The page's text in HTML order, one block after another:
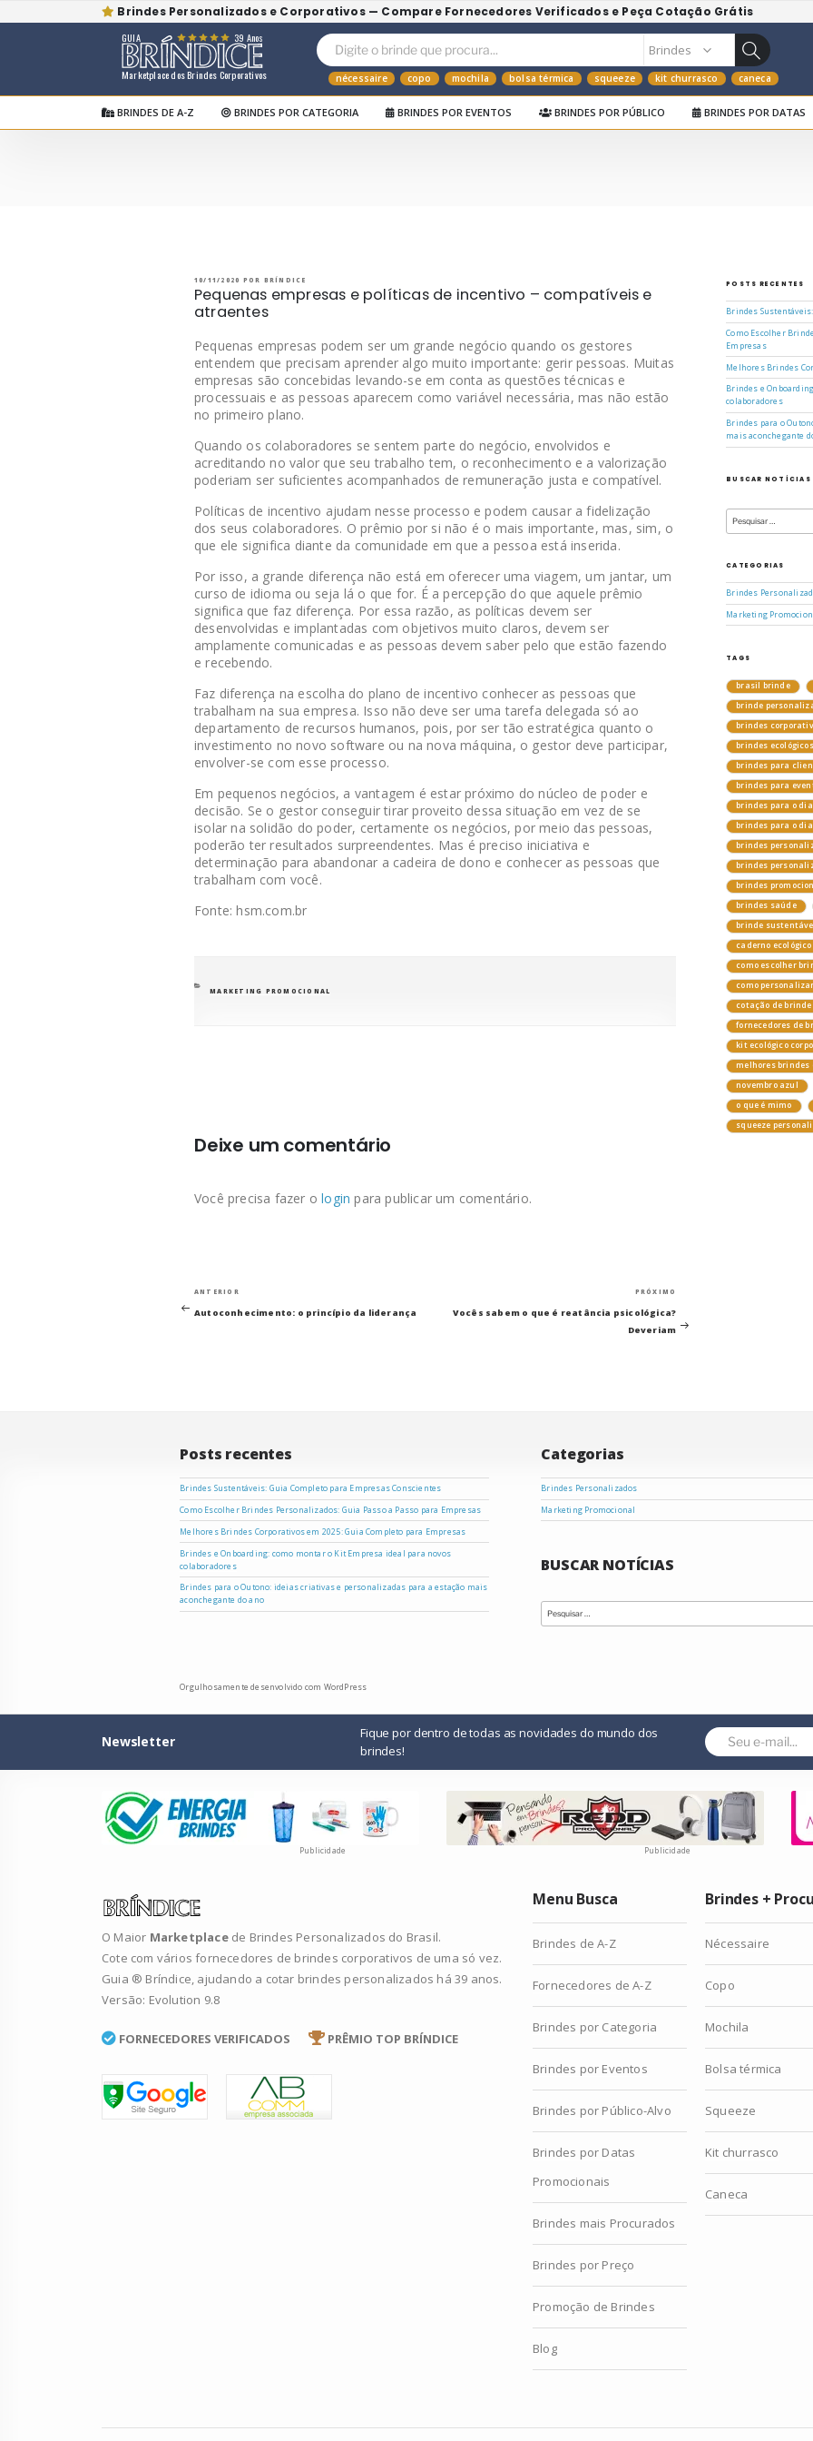
Brindes Personalizados e Corporativos — Compare Fornecedores Verificados e Peça Cotação Grátis
Marketplace dos Brindes Corporativos
GUIA 39 Anos
nécessaire copo mochila bolsa térmica squeeze kit churrasco caneca
BRINDES DE A-Z BRINDES POR CATEGORIA BRINDES POR EVENTOS BRINDES POR PÚBLICO BRINDES POR DATAS
PUBLICADO
10/11/2020 POR BRÍNDICE
Pequenas empresas e políticas de incentivo – compatíveis e
atraentes
Pequenas empresas podem ser um grande negócio quando os gestores
entendem que precisam aprender algo muito importante: gerir pessoas. Muitas
empresas são concebidas levando-se em conta as questões técnicas e
processuais e as pessoas aparecem como variável necessária, mas não estão
no primeiro plano.
Quando os colaboradores se sentem parte do negócio, envolvidos e
acreditando no valor que seu trabalho tem, o reconhecimento e a valorização
poderiam ser suficientes acompanhados de remuneração justa e compatível.
Políticas de incentivo ajudam nesse processo e podem causar a fidelização
dos seus colaboradores. O prêmio por si não é o mais importante, mas, sim, o
que ele significa diante da comunidade em que a pessoa está inserida.
Por isso, a grande diferença não está em oferecer uma viagem, um jantar, um
curso de idioma ou seja lá o que for. É a percepção do que aquele prêmio
significa que faz diferença. Por essa razão, as políticas devem ser
desenvolvidas e implantadas com objetivos muito claros, devem ser
amplamente comunicadas e as pessoas devem saber pelo que estão fazendo
e recebendo.
Faz diferença na escolha do plano de incentivo conhecer as pessoas que
trabalham na sua empresa. Isso não deve ser uma tarefa delegada só ao
departamento de recursos humanos, pois, por ser tão estratégica quanto o
investimento no novo software ou na nova máquina, o gestor deve participar,
envolver-se com esse processo.
Em pequenos negócios, a vantagem é estar próximo do núcleo de poder e
decisão. Se o gestor conseguir tirar proveito dessa situação em vez de se
isolar na solidão do poder, certamente os negócios, por meio das pessoas,
poderão ter resultados surpreendentes. Mas é preciso iniciativa e
determinação para abandonar a cadeira de dono e conhecer as pessoas que
trabalham com você.
Fonte: hsm.com.br
CATEGORIAS
MARKETING PROMOCIONAL
Deixe um comentário
Você precisa fazer ologin para publicar um comentário.
Navegação
Post
anterior
ANTERIOR
Autoconhecimento: o princípio da liderança
post
PRÓXIMO
Vocês sabem o que é reatância psicológica?
Deveriam
POSTS RECENTES
Brindes
Como Escolher
Empresas
Melhores Brindes
Brindes e
colaboradores
Brindes para o
mais aconchegante
BUSCAR NOTÍCIAS
por:
CATEGORIAS
Brindes
Marketing
TAGS
brasil brinde
brinde
brindes
brindes
brindes para
brindes para
brindes para o
brindes para o
brindes
brindes
brindes
brindes saúde
brinde
caderno
como escolher
como
cotação de
fornecedores de
kit ecológico
melhores brindes
novembro azul
o que é mimo
squeeze
Posts recentes
Brindes Sustentáveis: Guia Completo para Empresas Conscientes
Como Escolher Brindes Personalizados: Guia Passo a Passo para Empresas
Melhores Brindes Corporativos em 2025: Guia Completo para Empresas
Brindes e Onboarding: como montar o Kit Empresa ideal para novos
colaboradores
Brindes para o Outono: ideias criativas e personalizadas para a estação mais
aconchegante do ano
Categorias
Brindes Personalizados
Marketing Promocional
BUSCAR NOTÍCIAS
por:
Orgulhosamente desenvolvido com WordPress
Newsletter
Fique por dentro de todas as novidades do mundo dos
brindes!
Publicidade Publicidade
O Maior Marketplace de Brindes Personalizados do Brasil.
Cote com vários fornecedores de brindes corporativos de uma só vez.
Guia ® Bríndice, ajudando a cotar brindes personalizados há 39 anos.
Versão: Evolution 9.8
FORNECEDORES VERIFICADOS PRÊMIO TOP BRÍNDICE
Menu Busca
Brindes de A-Z
Fornecedores de A-Z
Brindes por Categoria
Brindes por Eventos
Brindes por Público-Alvo
Brindes por Datas
Promocionais
Brindes mais Procurados
Brindes por Preço
Promoção de Brindes
Blog
Brindes +
Nécessaire
Copo
Mochila
Bolsa térmica
Squeeze
Kit churrasco
Caneca